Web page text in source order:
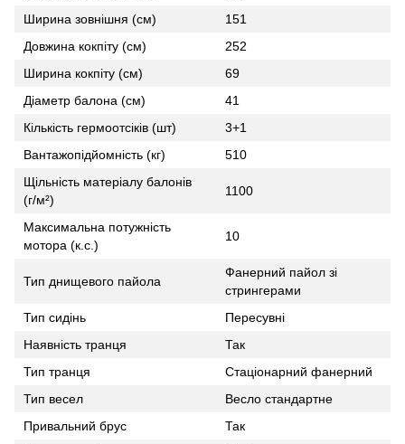
Ширина зовнішня (см)
151
Довжина кокпіту (см)
252
Ширина кокпіту (см)
69
Діаметр балона (см)
41
Кількість гермоотсіків (шт)
3+1
Вантажопідйомність (кг)
510
Щільність матеріалу балонів
(г/м²)
1100
Максимальна потужність
мотора (к.с.)
10
Тип днищевого пайола
Фанерний пайол зі
стрингерами
Тип сидінь
Пересувні
Наявність транця
Так
Тип транця
Стаціонарний фанерний
Тип весел
Весло стандартне
Привальний брус
Так